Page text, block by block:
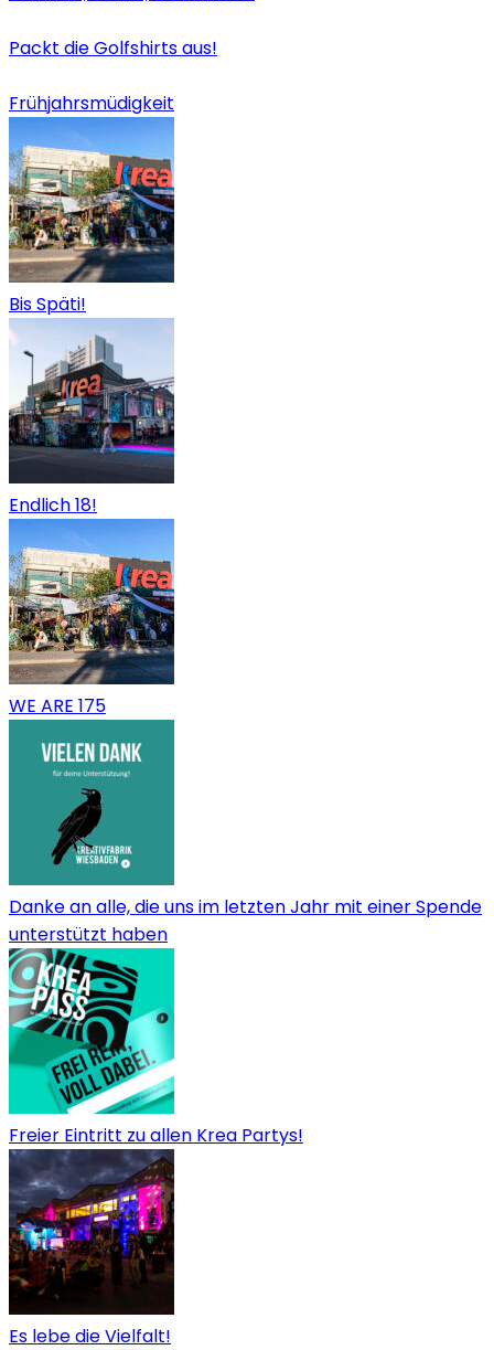
Packt die Golfshirts aus!
Frühjahrsmüdigkeit
Bis Späti!
Endlich 18!
WE ARE 175
Danke an alle, die uns im letzten Jahr mit einer Spende
unterstützt haben
Freier Eintritt zu allen Krea Partys!
Es lebe die Vielfalt!